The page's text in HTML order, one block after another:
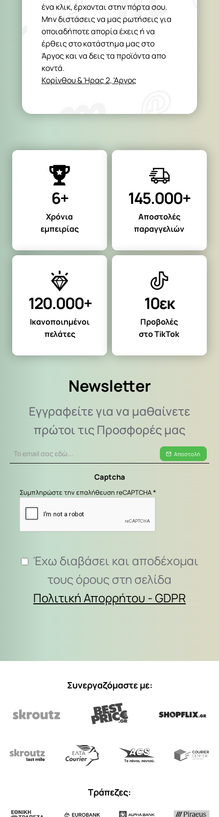
ένα κλικ, έρχονται στην πόρτα σου.
Μην διστάσεις να μας ρωτήσεις για
οποιαδήποτε απορία έχεις ή να
έρθεις στο κατάστημα μας στο
Άργος και να δεις τα προϊόντα απο
κοντά.
Κορίνθου & Ήρας 2, 'Αργος
6+
Χρόνια
εμπειρίας
145.000+
Αποστολές
παραγγελιών
120.000+
Ικανοποιημένοι
πελάτες
10εκ
Προβολές
στο TikTok
Newsletter
Εγγραφείτε για να μαθαίνετε
πρώτοι τις Προσφορές μας
email
Αποστολή
Captcha
Συμπληρώστε την επαλήθευση reCAPTCHA
Έχω διαβάσει και αποδέχομαι
τους όρους στη σελίδα
Πολιτική Απορρήτου - GDPR
Συνεργαζόμαστε με:
Τράπεζες: